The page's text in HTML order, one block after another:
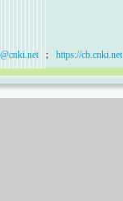
； https://cb.cnki.net